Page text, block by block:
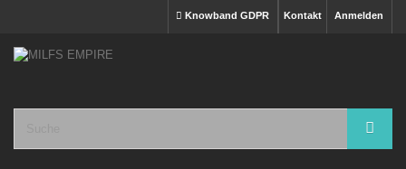
Anmelden
Kontakt
Knowband GDPR